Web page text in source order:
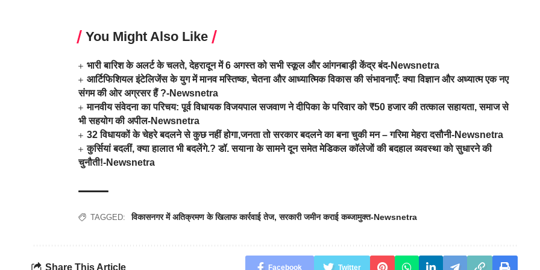
You Might Also Like
भारी बारिश के अलर्ट के चलते, देहरादून में 6 अगस्त को सभी स्कूल और आंगनबाड़ी केंद्र बंद-Newsnetra
आर्टिफिशियल इंटेलिजेंस के युग में मानव मस्तिष्क, चेतना और आध्यात्मिक विकास की संभावनाएँ: क्या विज्ञान और अध्यात्म एक नए
संगम की ओर अग्रसर हैं ?-Newsnetra
मानवीय संवेदना का परिचय: पूर्व विधायक विजयपाल सजवाण ने दीपिका के परिवार को ₹50 हजार की तत्काल सहायता, समाज से
भी सहयोग की अपील-Newsnetra
32 विधायकों के चेहरे बदलने से कुछ नहीं होगा,जनता तो सरकार बदलने का बना चुकी मन – गरिमा मेहरा दसौनी-Newsnetra
कुर्सियां बदलीं, क्या हालात भी बदलेंगे.? डॉ. सयाना के सामने दून समेत मेडिकल कॉलेजों की बदहाल व्यवस्था को सुधारने की
चुनौती!-Newsnetra
TAGGED: विकासनगर में अतिक्रमण के खिलाफ कार्रवाई तेज,सरकारी जमीन कराई कब्जामुक्त-Newsnetra
Share This Article Facebook Twitter